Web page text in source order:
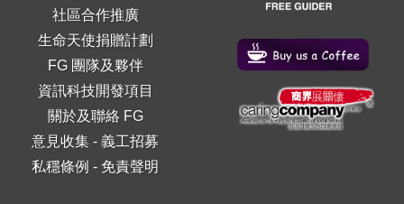
社區合作推廣
生命天使捐贈計劃
FG 團隊及夥伴
資訊科技開發項目
關於及聯絡 FG
意見收集 -義工招募
私穩條例 - 免責聲明